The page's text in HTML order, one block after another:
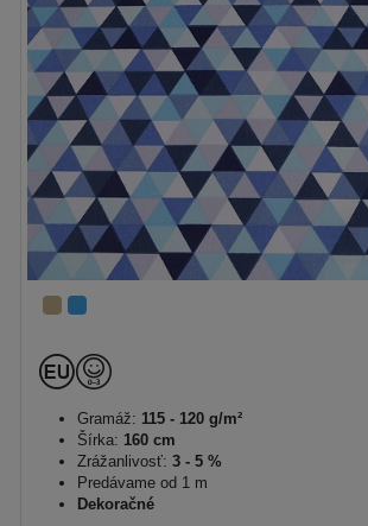
Gramáž: 115 - 120 g/m²
Šírka: 160 cm
Zrážanlivosť: 3 - 5 %
Predávame od 1 m
Dekoračné